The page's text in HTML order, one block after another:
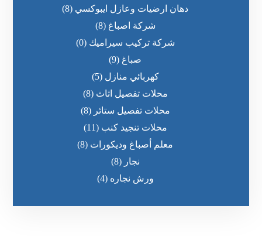
دهان ارضيات وعازل ايبوكسي (8)
شركة اصباغ (8)
شركة تركيب سيراميك (0)
صباغ (9)
كهربائي منازل (5)
محلات تفصيل اثاث (8)
محلات تفصيل ستائر (8)
محلات تنجيد كنب (11)
معلم أصباغ وديكورات (8)
نجار (8)
ورش نجاره (4)